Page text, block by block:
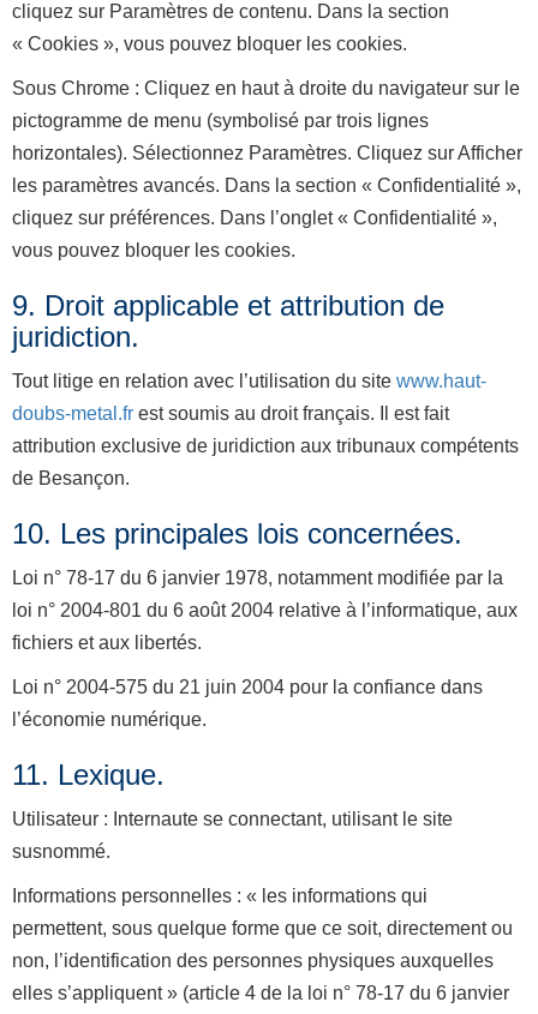
cliquez sur Paramètres de contenu. Dans la section
« Cookies », vous pouvez bloquer les cookies.
Sous Chrome : Cliquez en haut à droite du navigateur sur le
pictogramme de menu (symbolisé par trois lignes
horizontales). Sélectionnez Paramètres. Cliquez sur Afficher
les paramètres avancés. Dans la section « Confidentialité »,
cliquez sur préférences. Dans l’onglet « Confidentialité »,
vous pouvez bloquer les cookies.
9. Droit applicable et attribution de
juridiction.
Tout litige en relation avec l’utilisation du site www.haut-
doubs-metal.fr est soumis au droit français. Il est fait
attribution exclusive de juridiction aux tribunaux compétents
de Besançon.
10. Les principales lois concernées.
Loi n° 78-17 du 6 janvier 1978, notamment modifiée par la
loi n° 2004-801 du 6 août 2004 relative à l’informatique, aux
fichiers et aux libertés.
Loi n° 2004-575 du 21 juin 2004 pour la confiance dans
l’économie numérique.
11. Lexique.
Utilisateur : Internaute se connectant, utilisant le site
susnommé.
Informations personnelles : « les informations qui
permettent, sous quelque forme que ce soit, directement ou
non, l’identification des personnes physiques auxquelles
elles s’appliquent » (article 4 de la loi n° 78-17 du 6 janvier